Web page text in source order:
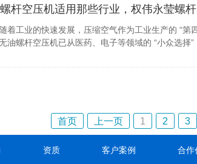
杆空压机适用那些行业，权伟永莹螺
着工业的快速发展，压缩空气作为工业生产的 “第
油螺杆空压机已从医药、电子等领域的 “小众选择
首页 上一页 1 2 3
资质 客户案例 合作